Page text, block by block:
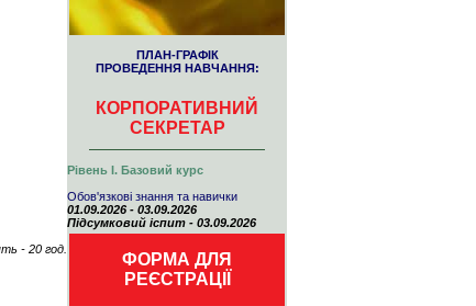
- 20 год.
ПЛАН-ГРАФІК
ПРОВЕДЕННЯ НАВЧАННЯ:
КОРПОРАТИВНИЙ
СЕКРЕТАР
Рівень І. Базовий курс
Обов'язкові знання та навички
01.09.2026 - 03.09.2026
Підсумковий іспит - 03.09.2026
ФОРМА ДЛЯ
РЕЄСТРАЦІЇ